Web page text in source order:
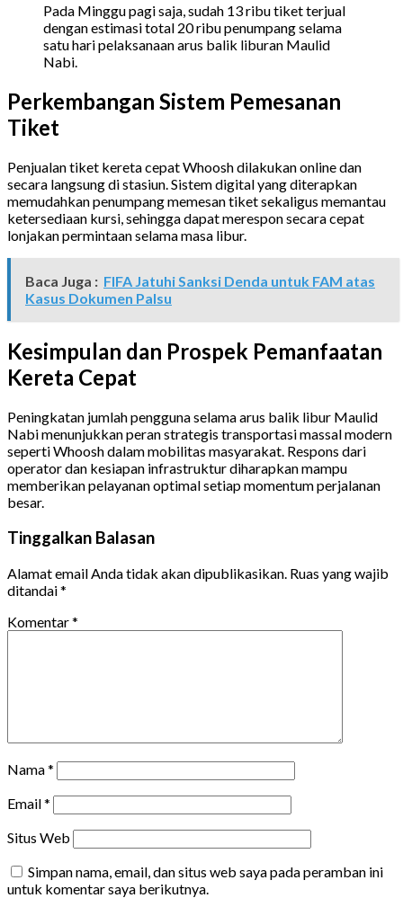
Pada Minggu pagi saja, sudah 13 ribu tiket terjual
dengan estimasi total 20 ribu penumpang selama
satu hari pelaksanaan arus balik liburan Maulid
Nabi.
Perkembangan Sistem Pemesanan
Tiket
Penjualan tiket kereta cepat Whoosh dilakukan online dan
secara langsung di stasiun. Sistem digital yang diterapkan
memudahkan penumpang memesan tiket sekaligus memantau
ketersediaan kursi, sehingga dapat merespon secara cepat
lonjakan permintaan selama masa libur.
Baca Juga : FIFA Jatuhi Sanksi Denda untuk FAM atas
Kasus Dokumen Palsu
Kesimpulan dan Prospek Pemanfaatan
Kereta Cepat
Peningkatan jumlah pengguna selama arus balik libur Maulid
Nabi menunjukkan peran strategis transportasi massal modern
seperti Whoosh dalam mobilitas masyarakat. Respons dari
operator dan kesiapan infrastruktur diharapkan mampu
memberikan pelayanan optimal setiap momentum perjalanan
besar.
Tinggalkan Balasan
Alamat email Anda tidak akan dipublikasikan. Ruas yang wajib
ditandai*
Komentar*
Nama*
Email*
Situs Web
Simpan nama, email, dan situs web saya pada peramban ini
untuk komentar saya berikutnya.